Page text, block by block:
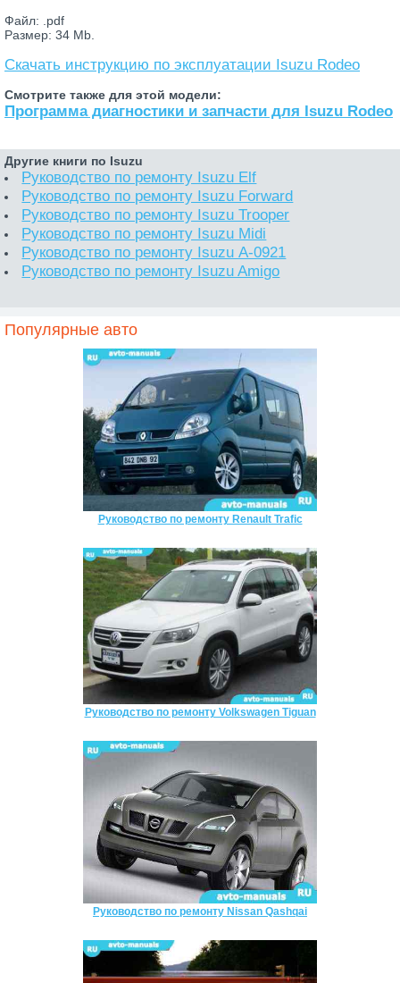
Файл: .pdf
Размер: 34 Mb.
Скачать инструкцию по эксплуатации Isuzu Rodeo
Смотрите также для этой модели:
Программа диагностики и запчасти для Isuzu Rodeo
Другие книги по Isuzu
Руководство по ремонту Isuzu Elf
Руководство по ремонту Isuzu Forward
Руководство по ремонту Isuzu Trooper
Руководство по ремонту Isuzu Midi
Руководство по ремонту Isuzu А-0921
Руководство по ремонту Isuzu Amigo
Популярные авто
Руководство по ремонту Renault Trafic
Руководство по ремонту Volkswagen Tiguan
Руководство по ремонту Nissan Qashqai